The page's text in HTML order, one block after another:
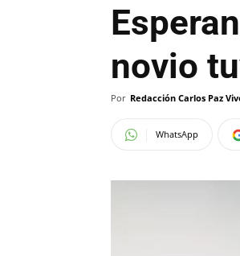
novio
Por Redacción Carlos Paz
WhatsApp